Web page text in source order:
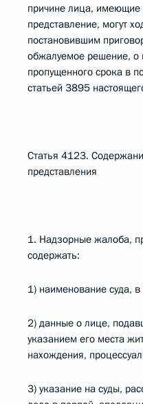
причине лица, имеющие
представление, могут
постановившим
обжалуемое решение, о
пропущенного срока в
статьей 3895
Статья 4123.
представления
1. Надзорные жалоба,
содержать:
1) наименование суда,
2) данные о лице,
указанием его места
нахождения,
3) указание на суды,